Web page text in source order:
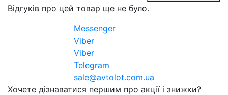
Відгуків про цей товар ще не було.
Messenger
Viber
Viber
Telegram
sale@avtolot.com.ua
Хочете дізнаватися першим про акції і знижки?